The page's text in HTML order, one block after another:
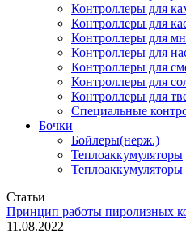
Контроллеры для
Контроллеры для
Контроллеры для
Контроллеры для
Контроллеры для
Контроллеры для
Контроллеры для
Специальные
Бочки
Бойлеры(нерж.)
Теплоаккумуляторы
Статьи
Принцип работы пиролизных
11.08.2022